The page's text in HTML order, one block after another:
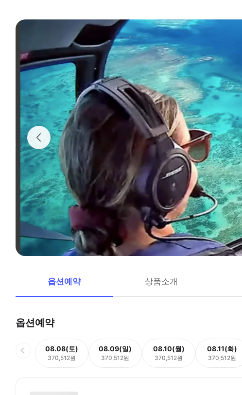
옵션예약 상품소개
옵션예약
08.08(토)
370,512원
08.09(일)
370,512원
08.10(월)
370,512원
08.11(화)
370,512원